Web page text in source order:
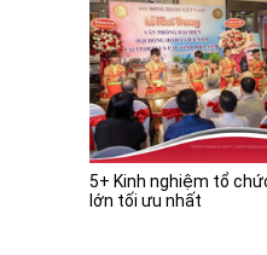
5+ Kinh nghiệm tổ
lớn tối ưu nhất